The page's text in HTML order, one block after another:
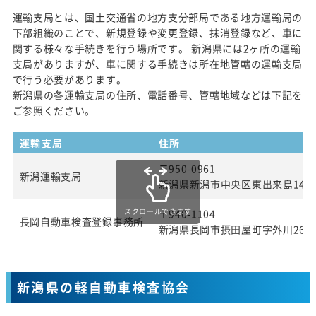
運輸支局とは、国土交通省の地方支分部局である地方運輸局の
下部組織のことで、新規登録や変更登録、抹消登録など、車に
関する様々な手続きを行う場所です。 新潟県には2ヶ所の運輸
支局がありますが、車に関する手続きは所在地管轄の運輸支局
で行う必要があります。
新潟県の各運輸支局の住所、電話番号、管轄地域などは下記を
ご参照ください。
運輸支局 住所
新潟運輸支局
〒950-0961
新潟県新潟市中央区東出来島14
長岡自動車検査登録事務所
〒940-1104
新潟県長岡市摂田屋町字外川
スクロールできます
新潟県の軽自動車検査協会